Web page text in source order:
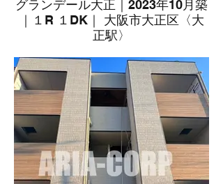
グランデール大正｜2023年10月築
｜１R １DK｜ 大阪市大正区〈大
正駅〉